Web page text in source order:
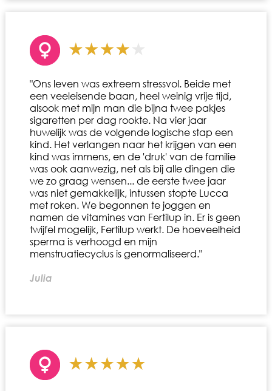
"Ons leven was extreem stressvol. Beide met
een veeleisende baan, heel weinig vrije tijd,
alsook met mijn man die bijna twee pakjes
sigaretten per dag rookte. Na vier jaar
huwelijk was de volgende logische stap een
kind. Het verlangen naar het krijgen van een
kind was immens, en de 'druk' van de familie
was ook aanwezig, net als bij alle dingen die
we zo graag wensen... de eerste twee jaar
was niet gemakkelijk, intussen stopte Lucca
met roken. We begonnen te joggen en
namen de vitamines van Fertilup in. Er is geen
twijfel mogelijk, Fertilup werkt. De hoeveelheid
sperma is verhoogd en mijn
menstruatiecyclus is genormaliseerd."
Julia